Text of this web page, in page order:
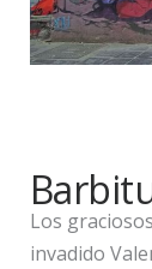
Los
invadido